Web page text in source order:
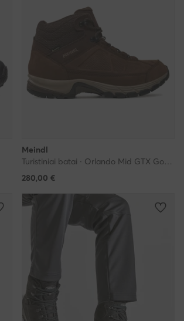
Meindl
Turistiniai batai · Orlando Mid GTX Gore-Tex 5566/46 · Ruda
280,00 €